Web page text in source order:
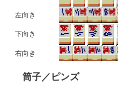
左向き
下向き
右向き
筒子／ピンズ